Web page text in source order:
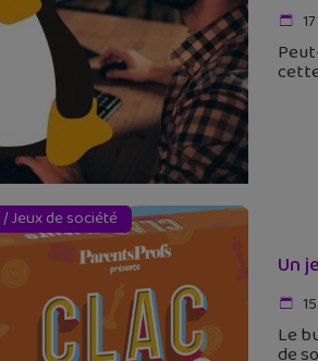
/Jeux de société
Un
Le
de